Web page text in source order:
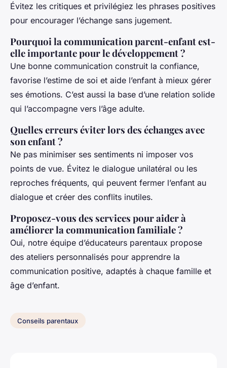
Évitez les critiques et privilégiez les phrases positives
pour encourager l’échange sans jugement.
Pourquoi la communication parent-enfant est-
elle importante pour le développement ?
Une bonne communication construit la confiance,
favorise l’estime de soi et aide l’enfant à mieux gérer
ses émotions. C’est aussi la base d’une relation solide
qui l’accompagne vers l’âge adulte.
Quelles erreurs éviter lors des échanges avec
son enfant ?
Ne pas minimiser ses sentiments ni imposer vos
points de vue. Évitez le dialogue unilatéral ou les
reproches fréquents, qui peuvent fermer l’enfant au
dialogue et créer des conflits inutiles.
Proposez-vous des services pour aider à
améliorer la communication familiale ?
Oui, notre équipe d’éducateurs parentaux propose
des ateliers personnalisés pour apprendre la
communication positive, adaptés à chaque famille et
âge d’enfant.
Conseils parentaux